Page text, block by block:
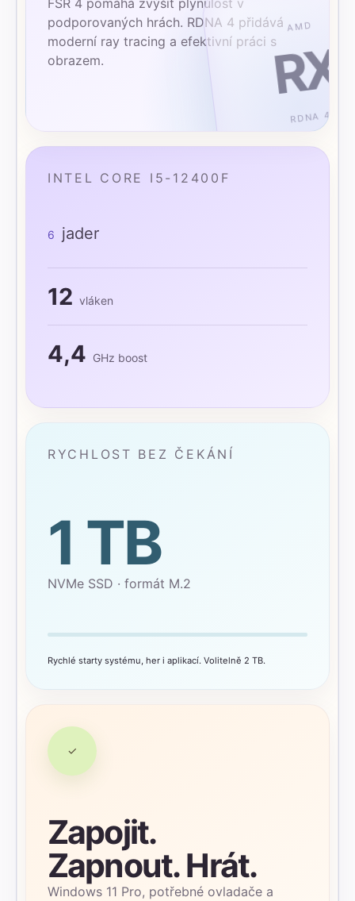
podporovaných hrách. RDNA 4 přidává
moderní ray tracing a efektivní práci s
obrazem.
AMD
RX
RDNA 4
INTEL CORE I5-12400F
6 jader
12 vláken
4,4 GHz boost
RYCHLOST BEZ ČEKÁNÍ
1 TB
NVMe SSD · formát M.2
Rychlé starty systému, her i aplikací. Volitelně 2 TB.
✓
Zapojit.
Zapnout. Hrát.
Windows 11 Pro, potřebné ovladače a